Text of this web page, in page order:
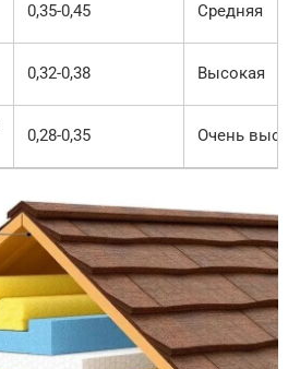
0,35-0,45 Средняя
0,32-0,38 Высокая
0,28-0,35 Очень